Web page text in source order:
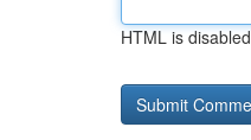
HTML is disabled